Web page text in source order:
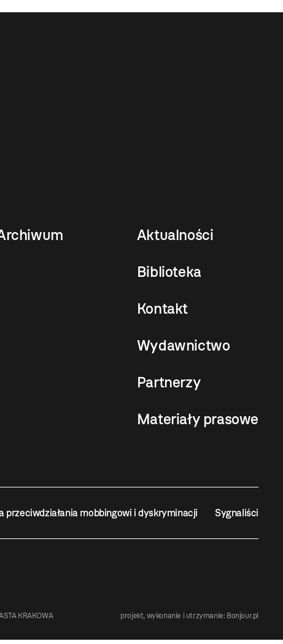
Aktualności
Biblioteka
Kontakt
Wydawnictwo
Partnerzy
Materiały prasowe
przeciwdziałania mobbingowi i dyskryminacji Sygnaliści
KRAKOWA projekt, wykonanie i utrzymanie: Bonjour.pl